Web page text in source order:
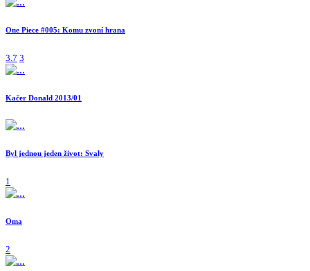
One Piece #005: Komu zvoní hrana
3.7 3
Kačer Donald 2013/01
Byl jednou jeden život: Svaly
1
Oma
2